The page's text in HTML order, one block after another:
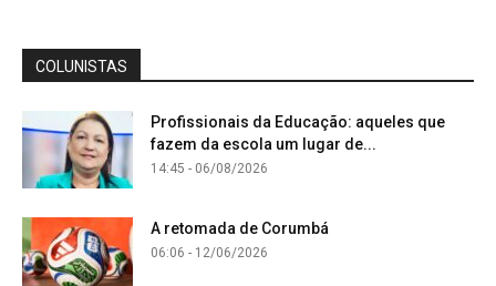
COLUNISTAS
Profissionais da Educação: aqueles que
fazem da escola um lugar de...
14:45 - 06/08/2026
A retomada de Corumbá
06:06 - 12/06/2026